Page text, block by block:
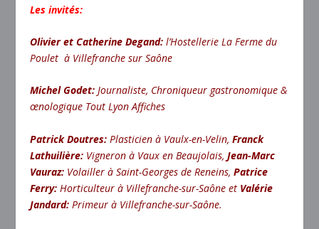
Les invités:
Olivier et Catherine Degand: l’Hostellerie La Ferme du
Poulet à Villefranche sur Saône
Michel Godet: Journaliste, Chroniqueur gastronomique &
œnologique Tout Lyon Affiches
Patrick Doutres: Plasticien à Vaulx-en-Velin,Franck
Lathuilière: Vigneron à Vaux en Beaujolais,Jean-Marc
Vauraz: Volailler à Saint-Georges de Reneins,Patrice
Ferry: Horticulteur à Villefranche-sur-Saône et Valérie
Jandard: Primeur à Villefranche-sur-Saône.